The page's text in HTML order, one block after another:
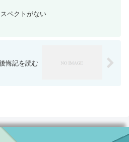
スペクトがない
悔記を読む